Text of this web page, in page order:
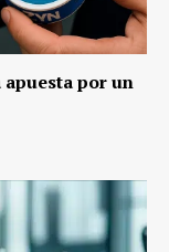
apuesta por un